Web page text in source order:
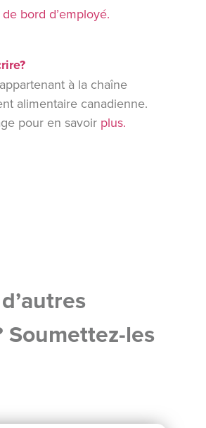
bord d’employé.
à la chaîne
alimentaire canadienne.
pour en savoir plus.
Soumettez-les